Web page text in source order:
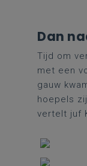
Dan
Tijd om
met een
gauw
hoepels
vertelt juf